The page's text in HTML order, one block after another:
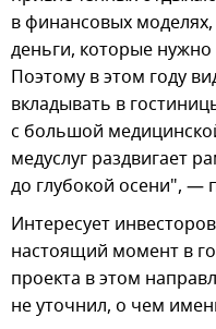
в финансовых
деньги, которые нужно
Поэтому в этом году
вкладывать в
с большой
медуслуг раздвигает
до глубокой осени", —
Интересует
настоящий момент в
проекта в этом
не уточнил, о чем